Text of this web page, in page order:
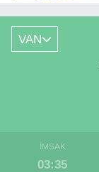
VAN
İMSAK
03:35